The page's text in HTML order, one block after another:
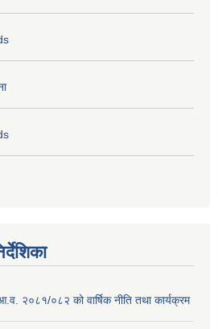
२०८१/०८२ को वार्षिक नीति तथा कार्यक्रम